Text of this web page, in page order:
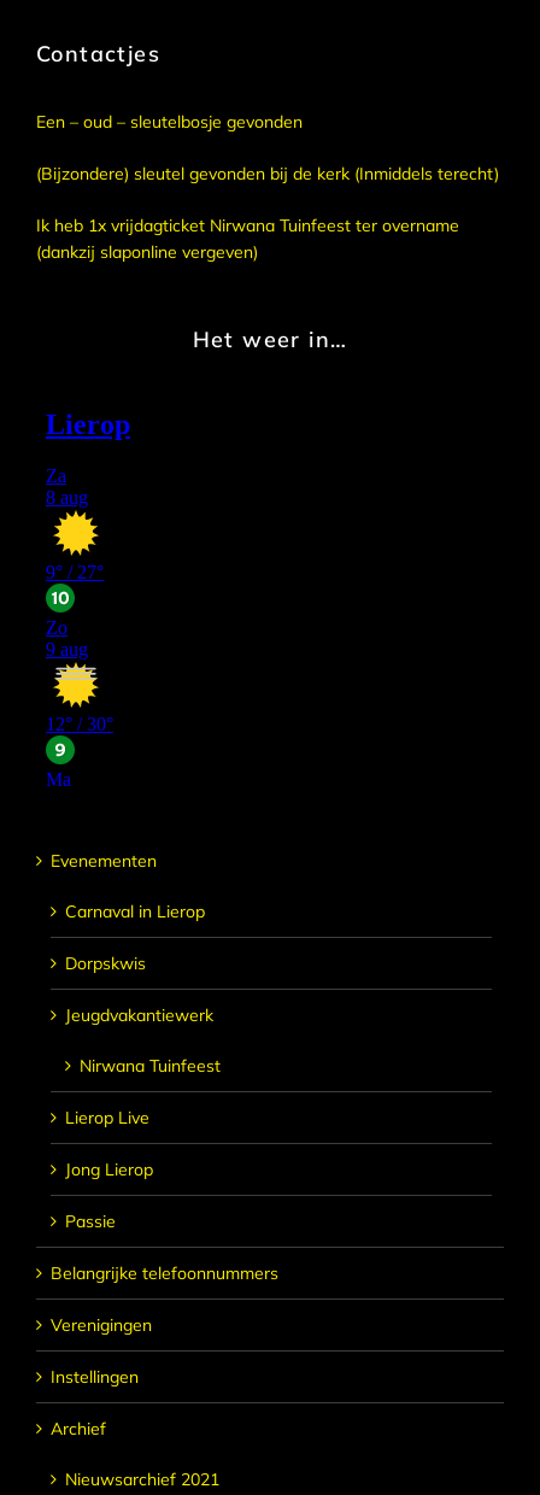
Contactjes
Een – oud – sleutelbosje gevonden
(Bijzondere) sleutel gevonden bij de kerk (Inmiddels terecht)
Ik heb 1x vrijdagticket Nirwana Tuinfeest ter overname
(dankzij slaponline vergeven)
Het weer in…
Evenementen
Carnaval in Lierop
Dorpskwis
Jeugdvakantiewerk
Nirwana Tuinfeest
Lierop Live
Jong Lierop
Passie
Belangrijke telefoonnummers
Verenigingen
Instellingen
Archief
Nieuwsarchief 2021